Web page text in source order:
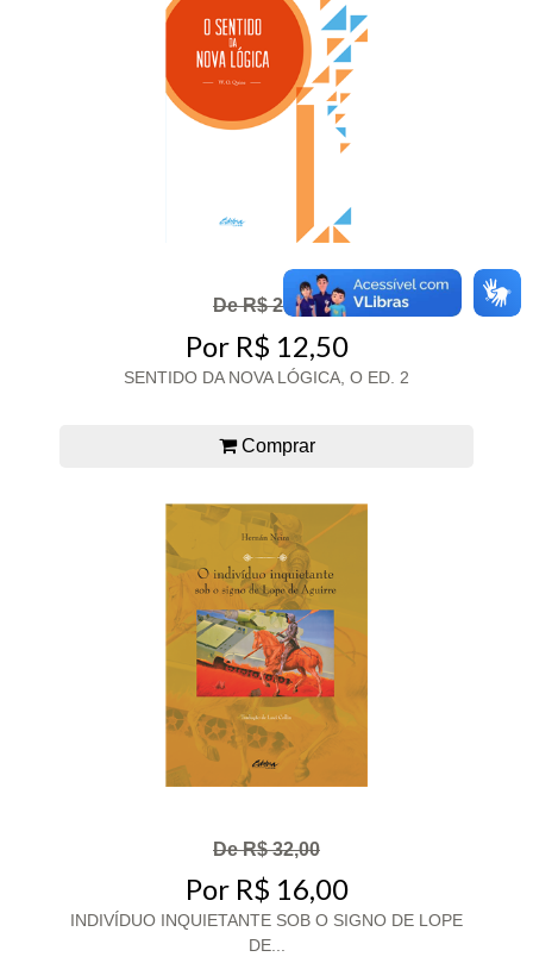
De R$ 25,00
Por R$ 12,50
SENTIDO DA NOVA LÓGICA, O ED. 2
Comprar
De R$ 32,00
Por R$ 16,00
INDIVÍDUO INQUIETANTE SOB O SIGNO DE LOPE
DE...